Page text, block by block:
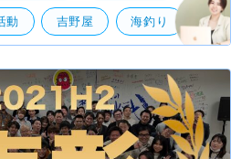
動 吉野屋 海釣り